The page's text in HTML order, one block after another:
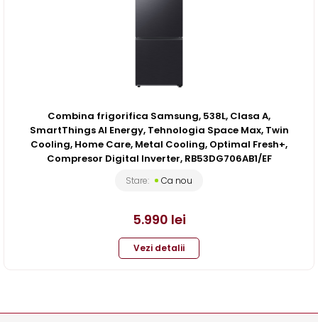
Combina frigorifica Samsung, 538L, Clasa A,
SmartThings AI Energy, Tehnologia Space Max, Twin
Cooling, Home Care, Metal Cooling, Optimal Fresh+,
Compresor Digital Inverter, RB53DG706AB1/EF
Stare: Ca nou
5.990 lei
Vezi detalii